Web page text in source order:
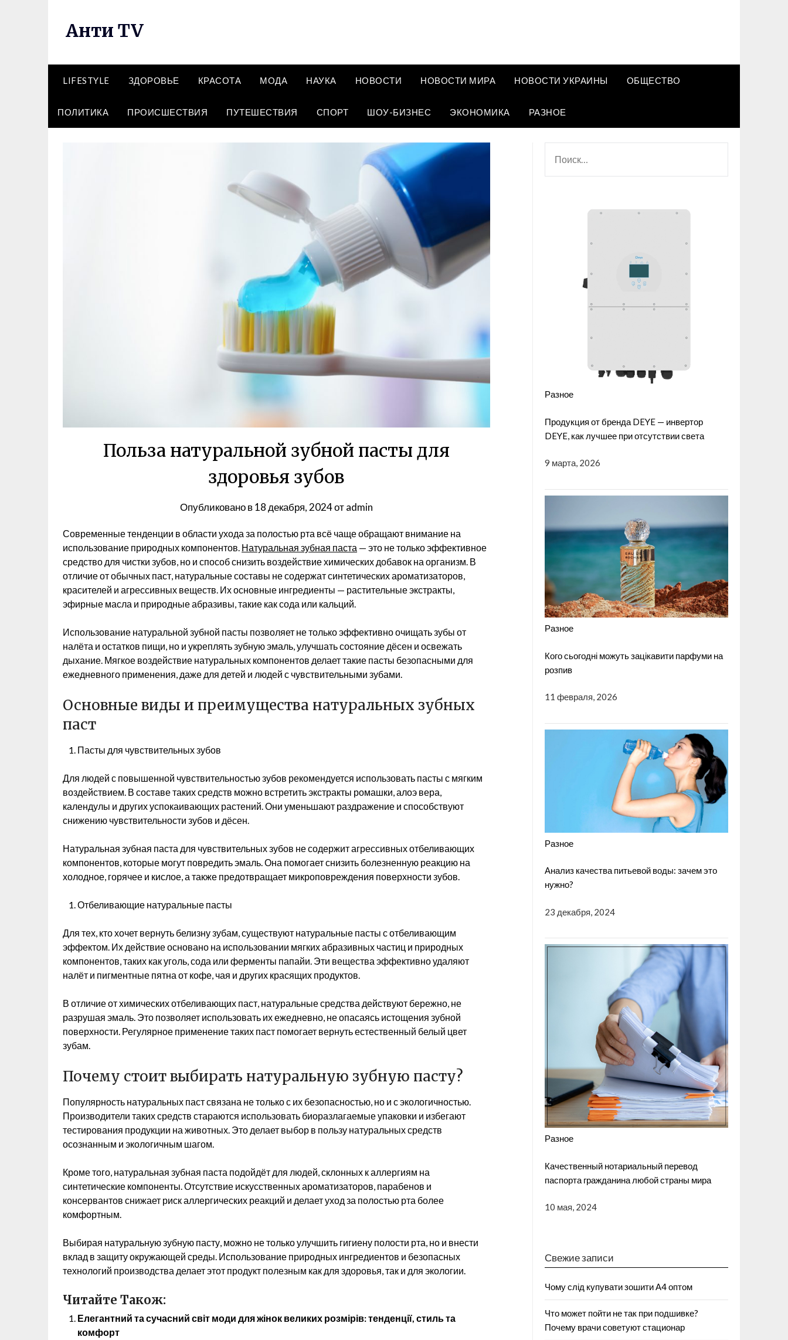
Анти TV
LIFESTYLE ЗДОРОВЬЕ КРАСОТА МОДА НАУКА НОВОСТИ НОВОСТИ МИРА НОВОСТИ УКРАИНЫ ОБЩЕСТВО
ПОЛИТИКА ПРОИСШЕСТВИЯ ПУТЕШЕСТВИЯ СПОРТ ШОУ-БИЗНЕС ЭКОНОМИКА РАЗНОЕ
Польза натуральной зубной пасты для
здоровья зубов
Опубликовано в18 декабря, 2024отadmin
Современные тенденции в области ухода за полостью рта всё чаще обращают внимание на
использование природных компонентов. Натуральная зубная паста — это не только эффективное
средство для чистки зубов, но и способ снизить воздействие химических добавок на организм. В
отличие от обычных паст, натуральные составы не содержат синтетических ароматизаторов,
красителей и агрессивных веществ. Их основные ингредиенты — растительные экстракты,
эфирные масла и природные абразивы, такие как сода или кальций.
Использование натуральной зубной пасты позволяет не только эффективно очищать зубы от
налёта и остатков пищи, но и укреплять зубную эмаль, улучшать состояние дёсен и освежать
дыхание. Мягкое воздействие натуральных компонентов делает такие пасты безопасными для
ежедневного применения, даже для детей и людей с чувствительными зубами.
Основные виды и преимущества натуральных зубных
паст
Пасты для чувствительных зубов
Для людей с повышенной чувствительностью зубов рекомендуется использовать пасты с мягким
воздействием. В составе таких средств можно встретить экстракты ромашки, алоэ вера,
календулы и других успокаивающих растений. Они уменьшают раздражение и способствуют
снижению чувствительности зубов и дёсен.
Натуральная зубная паста для чувствительных зубов не содержит агрессивных отбеливающих
компонентов, которые могут повредить эмаль. Она помогает снизить болезненную реакцию на
холодное, горячее и кислое, а также предотвращает микроповреждения поверхности зубов.
Отбеливающие натуральные пасты
Для тех, кто хочет вернуть белизну зубам, существуют натуральные пасты с отбеливающим
эффектом. Их действие основано на использовании мягких абразивных частиц и природных
компонентов, таких как уголь, сода или ферменты папайи. Эти вещества эффективно удаляют
налёт и пигментные пятна от кофе, чая и других красящих продуктов.
В отличие от химических отбеливающих паст, натуральные средства действуют бережно, не
разрушая эмаль. Это позволяет использовать их ежедневно, не опасаясь истощения зубной
поверхности. Регулярное применение таких паст помогает вернуть естественный белый цвет
зубам.
Почему стоит выбирать натуральную зубную пасту?
Популярность натуральных паст связана не только с их безопасностью, но и с экологичностью.
Производители таких средств стараются использовать биоразлагаемые упаковки и избегают
тестирования продукции на животных. Это делает выбор в пользу натуральных средств
осознанным и экологичным шагом.
Кроме того, натуральная зубная паста подойдёт для людей, склонных к аллергиям на
синтетические компоненты. Отсутствие искусственных ароматизаторов, парабенов и
консервантов снижает риск аллергических реакций и делает уход за полостью рта более
комфортным.
Выбирая натуральную зубную пасту, можно не только улучшить гигиену полости рта, но и внести
вклад в защиту окружающей среды. Использование природных ингредиентов и безопасных
технологий производства делает этот продукт полезным как для здоровья, так и для экологии.
Читайте Також:
Елегантний та сучасний світ моди для жінок великих розмірів: тенденції, стиль та
комфорт
Разное
Продукция от бренда DEYE — инвертор
DEYE, как лучшее при отсутствии света
9 марта, 2026
Разное
Кого сьогодні можуть зацікавити парфуми на
розпив
11 февраля, 2026
Разное
Анализ качества питьевой воды: зачем это
нужно?
23 декабря, 2024
Разное
Качественный нотариальный перевод
паспорта гражданина любой страны мира
10 мая, 2024
Свежие записи
Чому слід купувати зошити А4 оптом
Что может пойти не так при подшивке?
Почему врачи советуют стационар